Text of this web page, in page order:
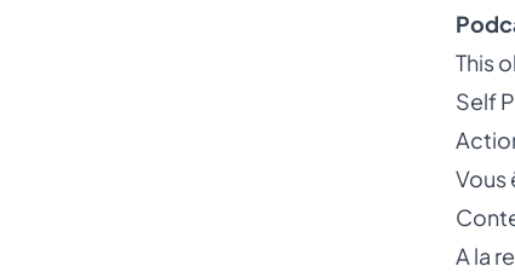
This
Self
Vous
A la